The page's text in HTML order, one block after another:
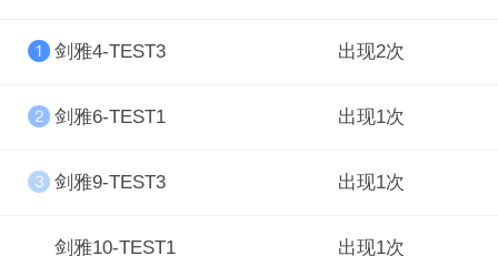
剑雅4-TEST3 出现2次
剑雅6-TEST1 出现1次
剑雅9-TEST3 出现1次
剑雅10-TEST1 出现1次